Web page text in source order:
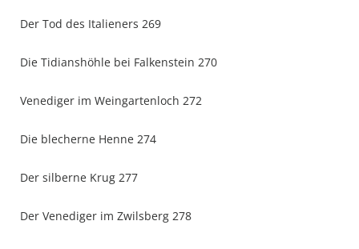
Der Tod des Italieners 269
Die Tidianshöhle bei Falkenstein 270
Venediger im Weingartenloch 272
Die blecherne Henne 274
Der silberne Krug 277
Der Venediger im Zwilsberg 278